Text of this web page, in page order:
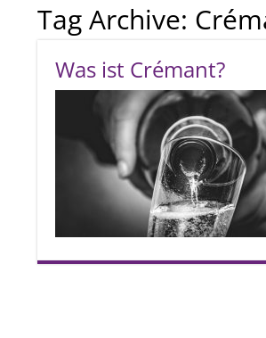
Tag Archive:
Was ist Crémant?